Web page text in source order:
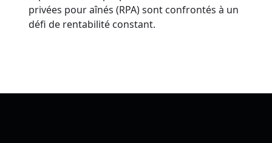
privées pour aînés (RPA) sont confrontés à un
défi de rentabilité constant.